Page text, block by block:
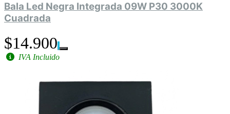
Bala Led Negra Integrada 09W P30 3000K
Cuadrada
$14.900
IVA Incluido